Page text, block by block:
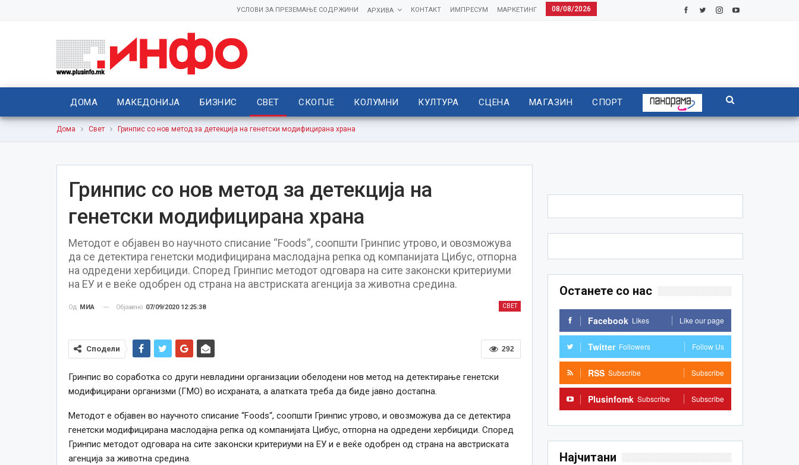
08/08/2026
МАРКЕТИНГ
ИМПРЕСУМ
КОНТАКТ
АРХИВА
УСЛОВИ ЗА ПРЕЗЕМАЊЕ СОДРЖИНИ
ДОМА МАКЕДОНИЈА БИЗНИС СВЕТ СКОПЈЕ КОЛУМНИ КУЛТУРА СЦЕНА МАГАЗИН СПОРТ
Дома Свет Гринпис со нов метод за детекција на генетски модифицирана храна
Гринпис со нов метод за детекција на
генетски модифицирана храна
Методот е објавен во научното списание “Foods“, соопшти Гринпис утрово, и овозможува
да се детектира генетски модифицирана маслодајна репка од компанијата Цибус, отпорна
на одредени хербициди. Според Гринпис методот одговара на сите законски критериуми
на ЕУ и е веќе одобрен од страна на австриската агенција за животна средина.
СВЕТ
Од МИА Објавено 07/09/2020 12:25:38
292
Сподели
Гринпис во соработка со други невладини организации обелодени нов метод на детектирање генетски
модифицирани организми (ГМО) во исхраната, а алатката треба да биде јавно достапна.
Методот е објавен во научното списание “Foods“, соопшти Гринпис утрово, и овозможува да се детектира
генетски модифицирана маслодајна репка од компанијата Цибус, отпорна на одредени хербициди. Според
Гринпис методот одговара на сите законски критериуми на ЕУ и е веќе одобрен од страна на австриската
агенција за животна средина.
Останете со нас
Facebook Likes Like our page
Twitter Followers Follow Us
RSS Subscribe Subscribe
Plusinfomk Subscribe Subscribe
Најчитани